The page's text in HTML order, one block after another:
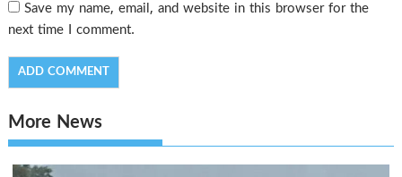
Save my name, email, and website in this browser for the
next time I comment.
More News